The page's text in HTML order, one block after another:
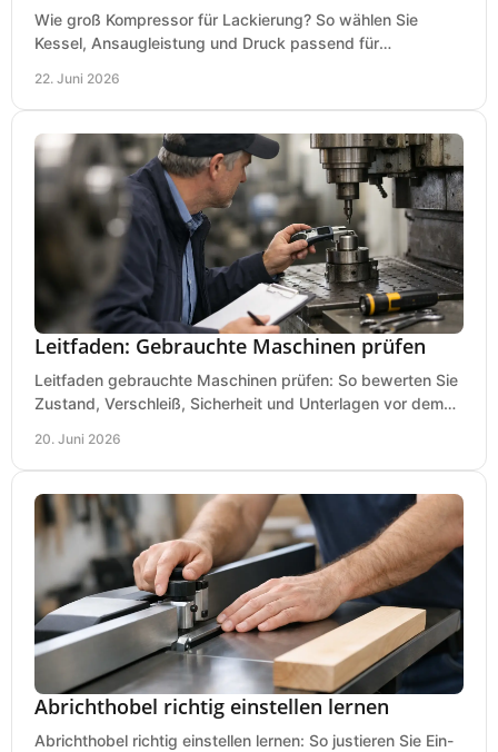
Wie groß Kompressor für Lackierung? So wählen Sie
Kessel, Ansaugleistung und Druck passend für
22. Juni 2026
Leitfaden: Gebrauchte Maschinen prüfen
Leitfaden gebrauchte Maschinen prüfen: So bewerten Sie
Zustand, Verschleiß, Sicherheit und Unterlagen vor dem
20. Juni 2026
Abrichthobel richtig einstellen lernen
Abrichthobel richtig einstellen lernen: So justieren Sie Ein-